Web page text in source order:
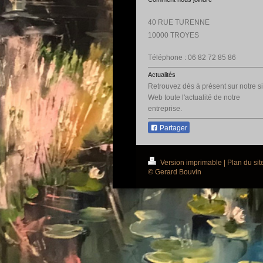
40 RUE TURENNE
10000 TROYES
Téléphone : 06 82 72 85 86
Actualités
Retrouvez dès à présent sur notre
Web toute l'actualité de notre
entreprise.
Partager
Version imprimable
Plan du
© Gerard Bouvin